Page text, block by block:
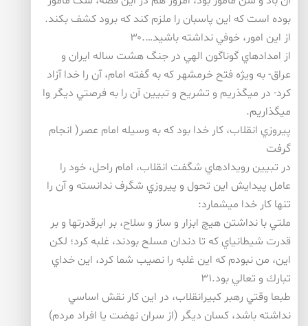
بوده است كه اين پاسبان را ملزم كند كه برود كشف بكند.
از اين امور، خوفي نداشته باشيد….۳۰
از امدادهاي گوناگون الهي در جنگ هشت ساله ايران و
عراق- به ويژه فتح خرمشهر كه به گفته امام، آن را خدا آزاد
كرد- در ميگذريم و تشريح و تبيين آن را به فرصتي ديگر وا
ميگذاريم.
پيروزي انقلاب، كار خدا بود كه به وسيله امام عصر( انجام
گرفت
در تبيين رويدادهاي شگفت انقلاب، امام راحل، خود را
عامل پيدايش اين تحول و پيروزي شگرف ندانسته و آن را
تنها كار خدا ميشمارد:
ملتي با نداشتن هيچ ابزار و ساز و سلاح، بر ابرقدرتها و بر
قدرت شيطانياي كه تا دندان مسلح بودند، غلبه كرد؛ لكن
اين، من نبودم كه اين غلبه را نصيب شما كرد، اين خداي
تبارك و تعالي بود.۳۱
طبعا وقتي رهبر كبيرانقلاب، در اين كار نقش اساسي
نداشته باشد، كسان ديگر (از سران نهضت يا افراد مردم)